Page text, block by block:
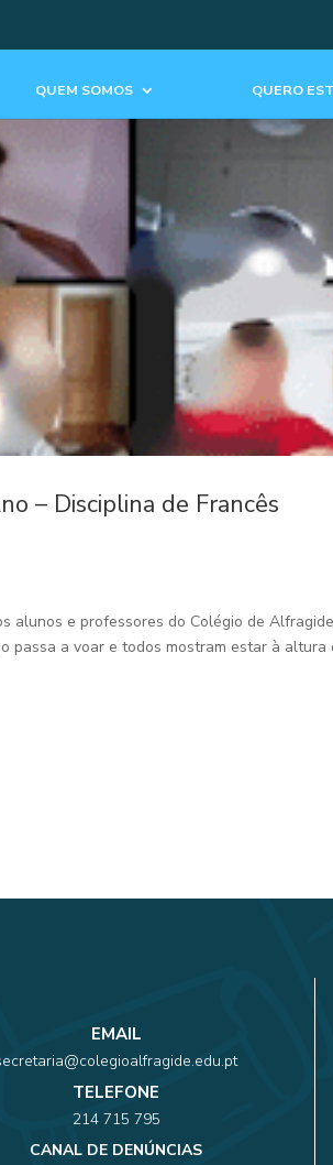
QUEM SOMOS QUERO
– Disciplina de Francês
e professores do Colégio de
a voar e todos mostram estar à
EMAIL
TELEFONE
214 715 795
CANAL DE DENÚNCIAS